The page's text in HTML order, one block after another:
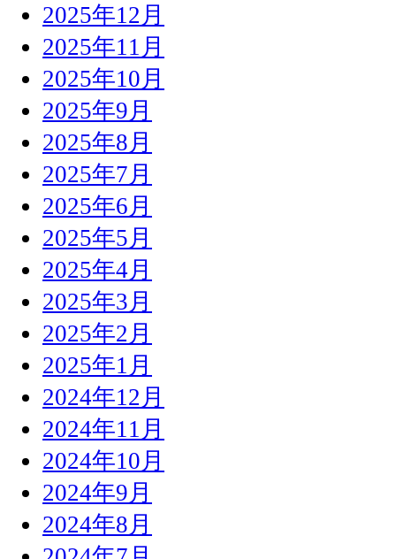
2025年12月
2025年11月
2025年10月
2025年9月
2025年8月
2025年7月
2025年6月
2025年5月
2025年4月
2025年3月
2025年2月
2025年1月
2024年12月
2024年11月
2024年10月
2024年9月
2024年8月